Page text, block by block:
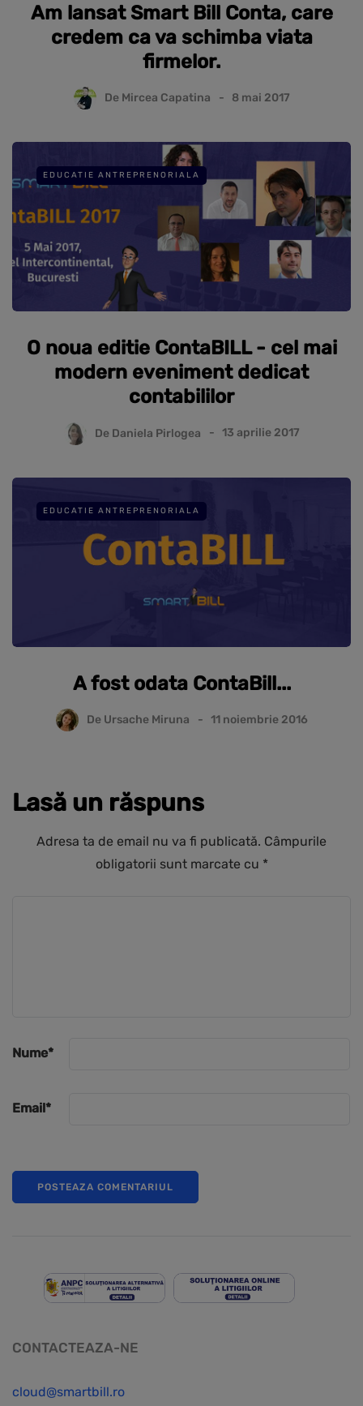
Am lansat Smart Bill Conta, care
credem ca va schimba viata
firmelor.
De Mircea Capatina 8 mai 2017
EDUCATIE ANTREPRENORIALA
O noua editie ContaBILL - cel mai
modern eveniment dedicat
contabililor
De Daniela Pirlogea 13 aprilie 2017
EDUCATIE ANTREPRENORIALA
A fost odata ContaBill...
De Ursache Miruna 11 noiembrie 2016
Lasă un răspuns
Adresa ta de email nu va fi publicată. Câmpurile
obligatorii sunt marcate cu *
Nume*
Email *
CONTACTEAZA-NE
cloud@smartbill.ro